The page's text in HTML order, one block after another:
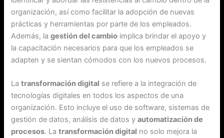
organización, así como facilitar la adopción de nuevas
prácticas y herramientas por parte de los empleados.
Además, lagestión del cambio implica brindar el apoyo y
la capacitación necesarios para que los empleados se
adapten y se sientan cómodos con los nuevos procesos.
Latransformación digital se refiere a la integración de
tecnologías digitales en todos los aspectos de una
organización. Esto incluye el uso de software, sistemas de
gestión de datos, análisis de datos yautomatización de
procesos. Latransformación digital no solo mejora la